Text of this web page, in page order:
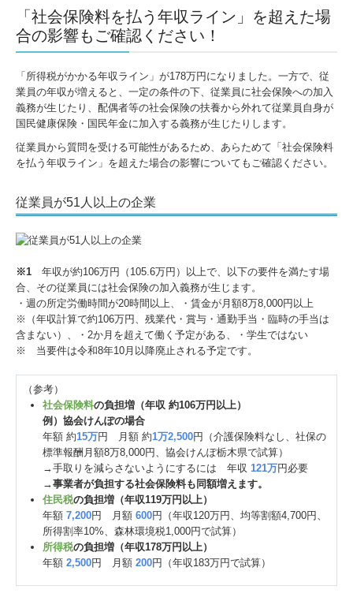
「社会保険料を払う年収ライン」を超えた場
合の影響もご確認ください！
「所得税がかかる年収ライン」が178万円になりました。一方で、従
業員の年収が増えると、一定の条件の下、従業員に社会保険への加入
義務が生じたり、配偶者等の社会保険の扶養から外れて従業員自身が
国民健康保険・国民年金に加入する義務が生じたりします。
従業員から質問を受ける可能性があるため、あらためて「社会保険料
を払う年収ライン」を超えた場合の影響についてもご確認ください。
従業員が51人以上の企業
※1 年収が約106万円（105.6万円）以上で、以下の要件を満たす場
合、その従業員には社会保険の加入義務が生じます。
・週の所定労働時間が20時間以上、・賃金が月額8万8,000円以上
※（年収計算で約106万円、残業代・賞与・通勤手当・臨時の手当は
含まない）、・2か月を超えて働く予定がある、・学生ではない
※ 当要件は令和8年10月以降廃止される予定です。
（参考）
社会保険料の負担増（年収 約106万円以上）
例）協会けんぽの場合
年額 約15万円 月額 約1万2,500円（介護保険料なし、社保の
標準報酬月額8万8,000円、協会けんぽ栃木県で試算）
→手取りを減らさないようにするには 年収 121万円必要
→事業者が負担する社会保険料も同額増えます。
住民税の負担増（年収119万円以上）
年額 7,200円 月額 600円（年収120万円、均等割額4,700円、
所得割率10%、森林環境税1,000円で試算）
所得税の負担増（年収178万円以上）
年額 2,500円 月額 200円（年収183万円で試算）